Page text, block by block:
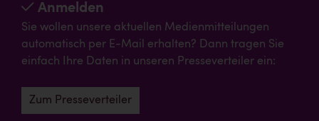
Anmelden
Sie wollen unsere aktuellen Medienmitteilungen
automatisch per E-Mail erhalten? Dann tragen Sie
einfach Ihre Daten in unseren Presseverteiler ein:
Zum Presseverteiler